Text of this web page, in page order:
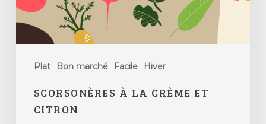
Plat Bon marché Facile Hiver
SCORSONÈRES À LA CRÈME ET
CITRON